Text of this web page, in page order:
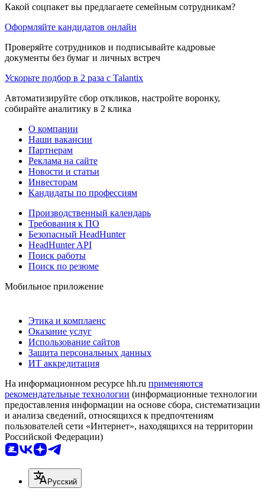
Какой соцпакет вы предлагаете семейным сотрудникам?
Оформляйте кандидатов онлайн
Проверяйте сотрудников и подписывайте кадровые
документы без бумаг и личных встреч
Ускорьте подбор в 2 раза с Talantix
Автоматизируйте сбор откликов, настройте воронку,
собирайте аналитику в 2 клика
О компании
Наши вакансии
Партнерам
Реклама на сайте
Новости и статьи
Инвесторам
Кандидаты по профессиям
Производственный календарь
Требования к ПО
Безопасный HeadHunter
HeadHunter API
Поиск работы
Поиск по резюме
Мобильное приложение
Этика и комплаенс
Оказание услуг
Использование сайтов
Защита персональных данных
ИТ аккредитация
На информационном ресурсе hh.ru применяются
рекомендательные технологии (информационные технологии
предоставления информации на основе сбора, систематизации
и анализа сведений, относящихся к предпочтениям
пользователей сети «Интернет», находящихся на территории
Российской Федерации)
Русский